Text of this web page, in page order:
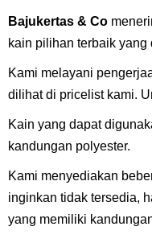
Bajukertas & Co
kain pilihan terbaik
Kami melayani
dilihat di pricelist kami.
Kain yang dapat
kandungan polyester.
Kami menyediakan
inginkan tidak tersedia,
yang memiliki